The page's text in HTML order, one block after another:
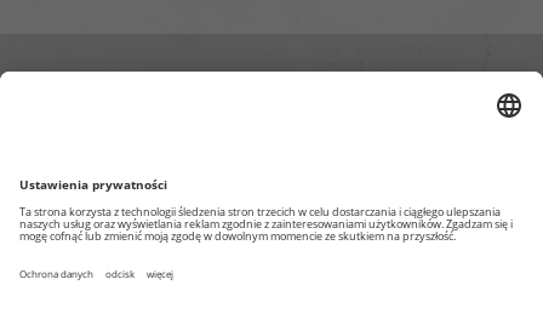
Wewnętrzne strony
Impressum
Ochrona danych osobowych